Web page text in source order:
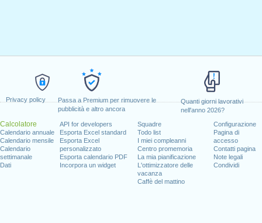
Privacy policy
Passa a Premium per rimuovere le
pubblicità e altro ancora
Quanti giorni lavorativi
nell'anno 2026?
Calcolatore
Calendario annuale
Calendario mensile
Calendario
settimanale
Dati
API for developers
Esporta Excel standard
Esporta Excel
personalizzato
Esporta calendario PDF
Incorpora un widget
Squadre
Todo list
I miei compleanni
Centro promemoria
La mia pianificazione
L'ottimizzatore delle
vacanza
Caffè del mattino
Configurazione
Pagina di
accesso
Contatti pagina
Note legali
Condividi